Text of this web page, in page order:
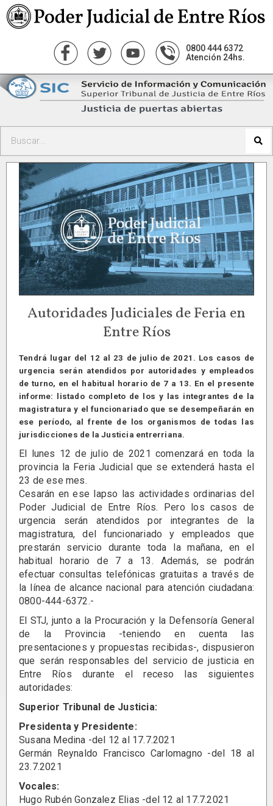
0800 444 6372
Atención 24hs.
Autoridades Judiciales de Feria en
Entre Ríos
Tendrá lugar del 12 al 23 de julio de 2021. Los casos de
urgencia serán atendidos por autoridades y empleados
de turno, en el habitual horario de 7 a 13. En el presente
informe: listado completo de los y las integrantes de la
magistratura y el funcionariado que se desempeñarán en
ese período, al frente de los organismos de todas las
jurisdicciones de la Justicia entrerriana.
El lunes 12 de julio de 2021 comenzará en toda la
provincia la Feria Judicial que se extenderá hasta el
23 de ese mes.
Cesarán en ese lapso las actividades ordinarias del
Poder Judicial de Entre Ríos. Pero los casos de
urgencia serán atendidos por integrantes de la
magistratura, del funcionariado y empleados que
prestarán servicio durante toda la mañana, en el
habitual horario de 7 a 13. Además, se podrán
efectuar consultas telefónicas gratuitas a través de
la línea de alcance nacional para atención ciudadana:
0800-444-6372.-
El STJ, junto a la Procuración y la Defensoría General
de la Provincia -teniendo en cuenta las
presentaciones y propuestas recibidas-, dispusieron
que serán responsables del servicio de justicia en
Entre Ríos durante el receso las siguientes
autoridades:
Superior Tribunal de Justicia:
Presidenta y Presidente:
Susana Medina -del 12 al 17.7.2021
Germán Reynaldo Francisco Carlomagno -del 18 al
23.7.2021
Vocales:
Hugo Rubén Gonzalez Elias -del 12 al 17.7.2021